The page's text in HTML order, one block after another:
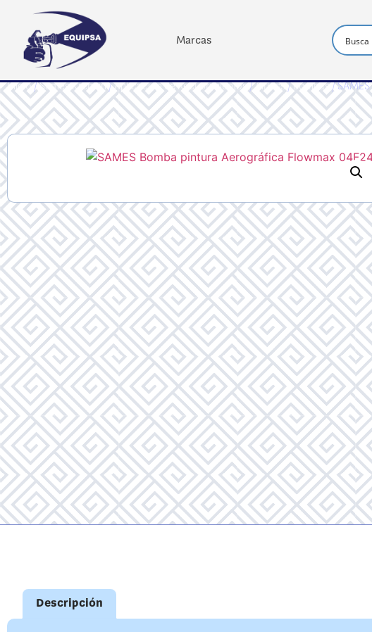
Marcas
Inicio/Sames Kremlin/Aplicacion de Recubrimientos/Airless/Bombas/
Descripción